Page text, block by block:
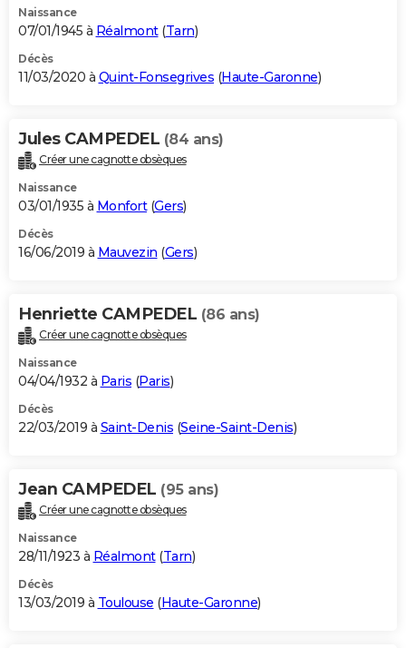
Naissance
07/01/1945 à Réalmont(Tarn)
Décès
11/03/2020 à Quint-Fonsegrives (Haute-Garonne)
Jules CAMPEDEL (84 ans)
Créer une cagnotte obsèques
Naissance
03/01/1935 à Monfort(Gers)
Décès
16/06/2019 à Mauvezin (Gers)
Henriette CAMPEDEL (86 ans)
Créer une cagnotte obsèques
Naissance
04/04/1932 à Paris (Paris)
Décès
22/03/2019 à Saint-Denis (Seine-Saint-Denis)
Jean CAMPEDEL (95 ans)
Créer une cagnotte obsèques
Naissance
28/11/1923 à Réalmont(Tarn)
Décès
13/03/2019 à Toulouse (Haute-Garonne)